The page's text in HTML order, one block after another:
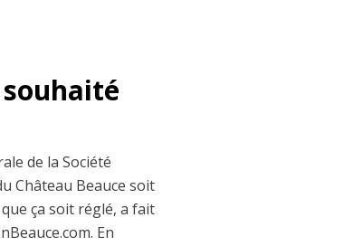
de la Société
Château Beauce soit
ça soit réglé, a fait
En